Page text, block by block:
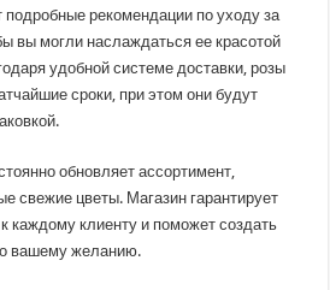
подробные рекомендации по уходу за
вы могли наслаждаться ее красотой
удобной системе доставки, розы
сроки, при этом они будут
обновляет ассортимент,
свежие цветы. Магазин гарантирует
каждому клиенту и поможет создать
вашему желанию.